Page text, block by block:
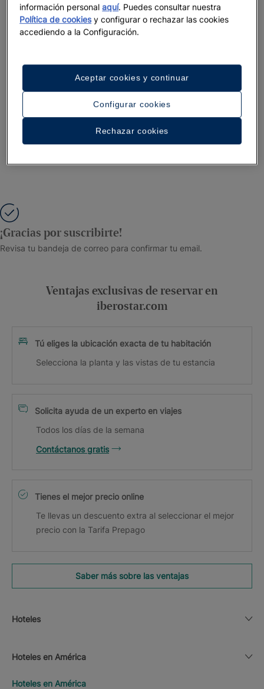
¡Gracias por suscribirte!
Revisa tu bandeja de correo para confirmar tu email.
Ventajas exclusivas de reservar en
iberostar.com
Tú eliges la ubicación exacta de tu habitación
Selecciona la planta y las vistas de tu estancia
Solicita ayuda de un experto en viajes
Todos los días de la semana
Contáctanos gratis
Tienes el mejor precio online
Te llevas un descuento extra al seleccionar el mejor
precio con la Tarifa Prepago
Saber más sobre las ventajas
Hoteles
Hoteles en América
Hoteles en América
información personalaquí. Puedes consultar nuestra
Política de cookiesy configurar o rechazar las cookies
accediendo a la Configuración.
Configurar cookies
Rechazar cookies
Aceptar cookies y continuar